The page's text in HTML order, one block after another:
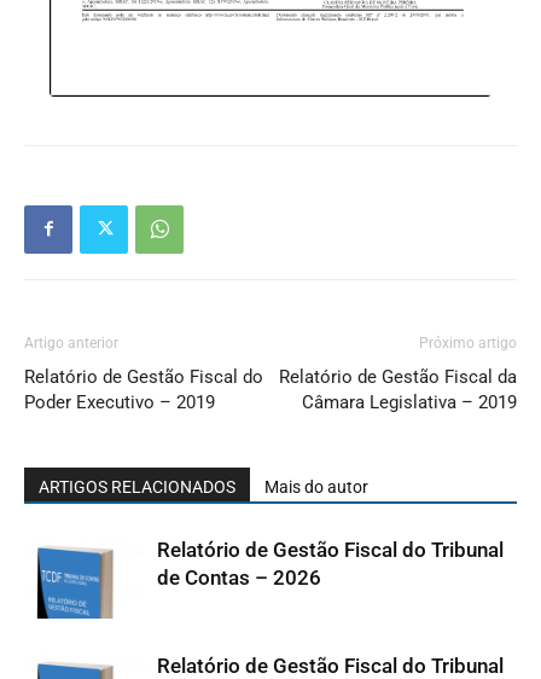
Artigo anterior
Relatório de Gestão Fiscal do
Poder Executivo – 2019
Próximo artigo
Relatório de Gestão Fiscal da
Câmara Legislativa – 2019
ARTIGOS RELACIONADOS Mais do autor
Relatório de Gestão Fiscal do Tribunal
de Contas – 2026
Relatório de Gestão Fiscal do Tribunal